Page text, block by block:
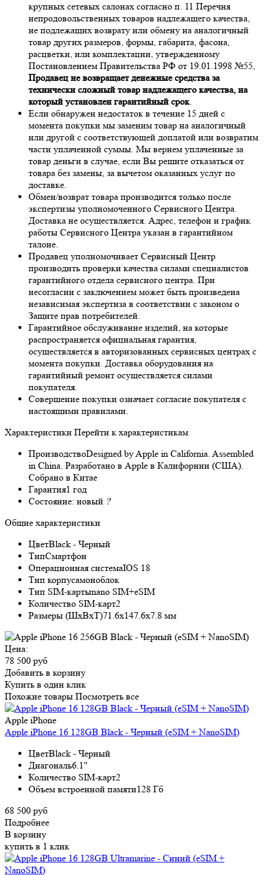
крупных сетевых салонах согласно п. 11 Перечня
непродовольственных товаров надлежащего качества,
не подлежащих возврату или обмену на аналогичный
товар других размеров, формы, габарита, фасона,
расцветки, или комплектации, утвержденному
Постановлением Правительства РФ от 19.01.1998 №55,
Продавец не возвращает денежные средства за
технически сложный товар надлежащего качества, на
который установлен гарантийный срок.
Если обнаружен недостаток в течение 15 дней с
момента покупки мы заменим товар на аналогичный
или другой с соответствующей доплатой или возвратим
части уплаченной суммы. Мы вернем уплаченные за
товар деньги в случае, если Вы решите отказаться от
товара без замены, за вычетом оказанных услуг по
доставке.
Обмен/возврат товара производится только после
экспертизы уполномоченного Сервисного Центра.
Доставка не осуществляется. Адрес, телефон и график
работы Сервисного Центра указан в гарантийном
талоне.
Продавец уполномочивает Сервисный Центр
производить проверки качества силами специалистов
гарантийного отдела сервисного центра. При
несогласии с заключением может быть произведена
независимая экспертиза в соответствии с законом о
Защите прав потребителей.
Гарантийное обслуживание изделий, на которые
распространяется официальная гарантия,
осуществляется в авторизованных сервисных центрах с
момента покупки. Доставка оборудования на
гарантийный ремонт осуществляется силами
покупателя.
Совершение покупки означает согласие покупателя с
настоящими правилами.
Характеристики Перейти к характеристикам
ПроизводствоDesigned by Apple in California. Assembled
in China. Разработано в Apple в Калифорнии (США).
Собрано в Китае
Гарантия1 год
Состояние: новый ?
Общие характеристики
ЦветBlack - Черный
ТипСмартфон
Операционная системаIOS 18
Тип корпусамоноблок
Тип SIM-картыnano SIM+eSIM
Количество SIM-карт2
Размеры (ШxВxТ)71.6x147.6x7.8 мм
Цена:
78 500 руб
Добавить в корзину
Купить в один клик
Похожие товары Посмотреть все
Apple iPhone
Apple iPhone 16 128GB Black - Черный (eSIM + NanoSIM)
ЦветBlack - Черный
Диагональ6.1"
Количество SIM-карт2
Объем встроенной памяти128 Гб
68 500 руб
Подробнее
В корзину
купить в 1 клик